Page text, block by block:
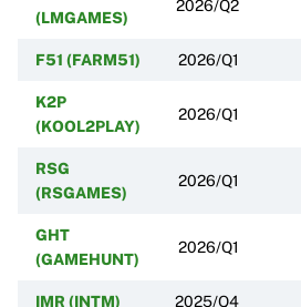
(LMGAMES)
2026/Q2
F51 (FARM51) 2026/Q1
K2P
(KOOL2PLAY)
2026/Q1
RSG
(RSGAMES)
2026/Q1
GHT
(GAMEHUNT)
2026/Q1
IMR (INTM) 2025/Q4